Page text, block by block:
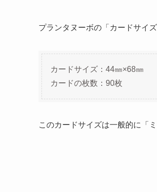
プランタヌーボの「カードサイ
カードサイズ：44㎜×68㎜
カードの枚数：90枚
このカードサイズは一般的に「